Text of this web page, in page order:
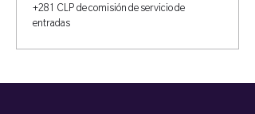
+281 CLP de comisión de servicio de
entradas